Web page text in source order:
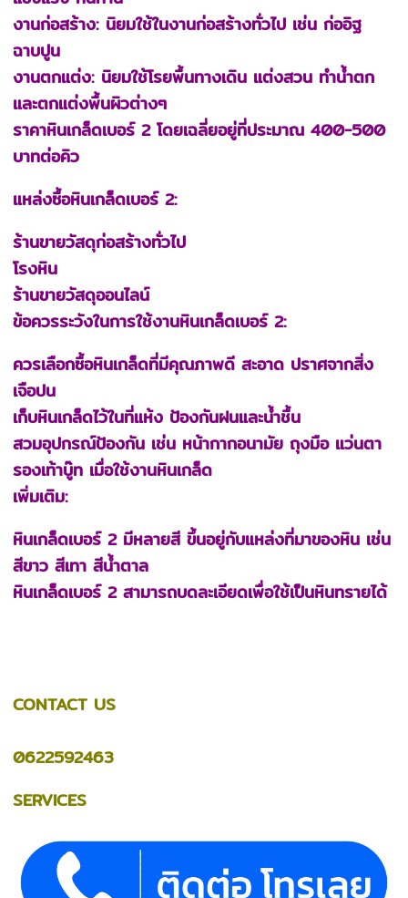
งานก่อสร้าง: นิยมใช้ในงานก่อสร้างทั่วไป เช่น ก่ออิฐ
ฉาบปูน
งานตกแต่ง: นิยมใช้โรยพื้นทางเดิน แต่งสวน ทำน้ำตก
และตกแต่งพื้นผิวต่างๆ
ราคาหินเกล็ดเบอร์ 2 โดยเฉลี่ยอยู่ที่ประมาณ 400-500
บาทต่อคิว
แหล่งซื้อหินเกล็ดเบอร์ 2:
ร้านขายวัสดุก่อสร้างทั่วไป
โรงหิน
ร้านขายวัสดุออนไลน์
ข้อควรระวังในการใช้งานหินเกล็ดเบอร์ 2:
ควรเลือกซื้อหินเกล็ดที่มีคุณภาพดี สะอาด ปราศจากสิ่ง
เจือปน
เก็บหินเกล็ดไว้ในที่แห้ง ป้องกันฝนและน้ำชื้น
สวมอุปกรณ์ป้องกัน เช่น หน้ากากอนามัย ถุงมือ แว่นตา
รองเท้าบู๊ท เมื่อใช้งานหินเกล็ด
เพิ่มเติม:
หินเกล็ดเบอร์ 2 มีหลายสี ขึ้นอยู่กับแหล่งที่มาของหิน เช่น
สีขาว สีเทา สีน้ำตาล
หินเกล็ดเบอร์ 2 สามารถบดละเอียดเพื่อใช้เป็นหินทรายได้
CONTACT US
0622592463
SERVICES